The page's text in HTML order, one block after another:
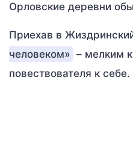
Орловские деревни
Приехав в
человеком» – мелким
повествователя к